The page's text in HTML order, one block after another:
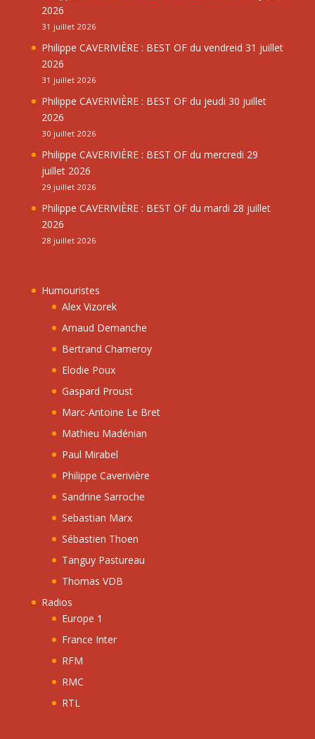
2026
31 juillet 2026
Philippe CAVERIVIÈRE : BEST OF du vendreid 31 juillet
2026
31 juillet 2026
Philippe CAVERIVIÈRE : BEST OF du jeudi 30 juillet
2026
30 juillet 2026
Philippe CAVERIVIÈRE : BEST OF du mercredi 29
juillet 2026
29 juillet 2026
Philippe CAVERIVIÈRE : BEST OF du mardi 28 juillet
2026
28 juillet 2026
Humouristes
Alex Vizorek
Arnaud Demanche
Bertrand Chameroy
Elodie Poux
Gaspard Proust
Marc-Antoine Le Bret
Mathieu Madénian
Paul Mirabel
Philippe Caverivière
Sandrine Sarroche
Sebastian Marx
Sébastien Thoen
Tanguy Pastureau
Thomas VDB
Radios
Europe 1
France Inter
RFM
RMC
RTL